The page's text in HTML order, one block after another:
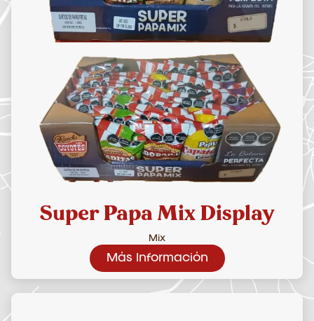
Super Papa Mix Display
Mix
Más Información